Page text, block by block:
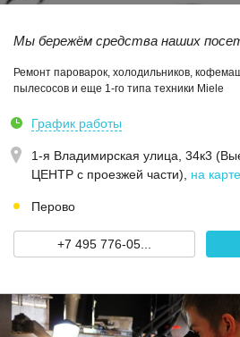
Мы бережём средства наших
Ремонт пароварок, холодильников,
пылесосов и еще 1-го типа техники Miele
График работы
1-я Владимирская улица, 34к3
ЦЕНТР с проезжей части)
на карте
Перово
+7 495 776-05...